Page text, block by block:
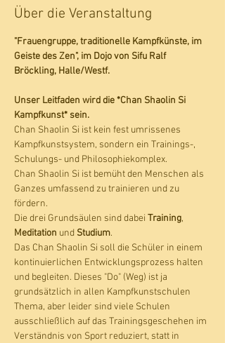
Über die Veranstaltung
"Frauengruppe, traditionelle Kampfkünste, im
Geiste des Zen", im Dojo von Sifu Ralf
Bröckling, Halle/Westf.
Unser Leitfaden wird die *Chan Shaolin Si
Kampfkunst* sein.
Chan Shaolin Si ist kein fest umrissenes
Kampfkunstsystem, sondern ein Trainings-,
Schulungs- und Philosophiekomplex.
Chan Shaolin Si ist bemüht den Menschen als
Ganzes umfassend zu trainieren und zu
fördern.
Die drei Grundsäulen sind dabei Training,
Meditation und Studium.
Das Chan Shaolin Si soll die Schüler in einem
kontinuierlichen Entwicklungsprozess halten
und begleiten. Dieses "Do" (Weg) ist ja
grundsätzlich in allen Kampfkunstschulen
Thema, aber leider sind viele Schulen
ausschließlich auf das Trainingsgeschehen im
Verständnis von Sport reduziert, statt in